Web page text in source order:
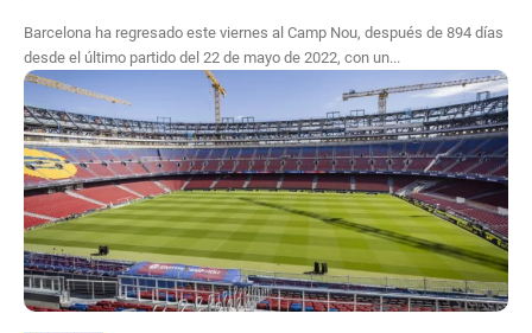
Barcelona ha regresado este viernes al Camp Nou, después de 894 días
desde el último partido del 22 de mayo de 2022, con un...